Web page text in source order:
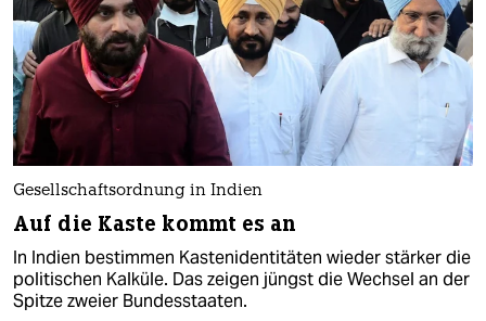
Gesellschaftsordnung in Indien
Auf die Kaste kommt es an
In Indien bestimmen Kastenidentitäten wieder stärker die
politischen Kalküle. Das zeigen jüngst die Wechsel an der
Spitze zweier Bundesstaaten.